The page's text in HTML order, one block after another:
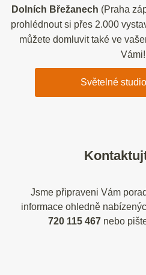
Dolních Břežanech (Praha
prohlédnout si přes 2.000
můžete domluvit také ve
Vámi!
Světelné
Jsme připraveni Vám
informace ohledně
720 115 467 nebo